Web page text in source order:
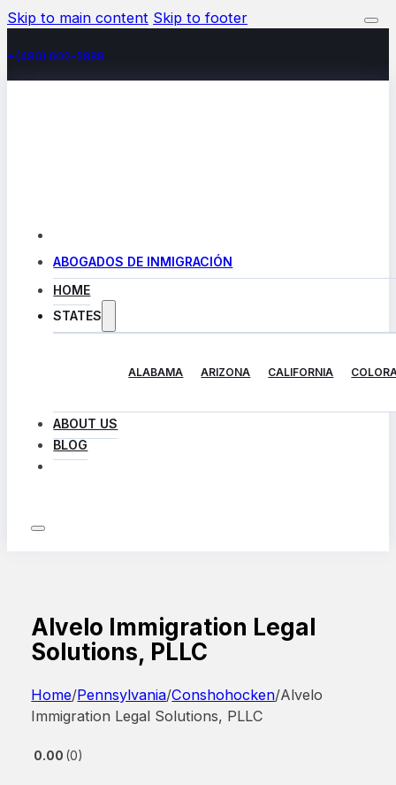
Skip to main content Skip to footer
+(480) 602-5888
ABOGADOS DE INMIGRACIÓN
HOME
STATES
ALABAMA ARIZONA CALIFORNIA
ABOUT US
BLOG
Alvelo Immigration Legal
Solutions, PLLC
Home/Pennsylvania/Conshohocken/Alvelo
Immigration Legal Solutions, PLLC
0.00 0